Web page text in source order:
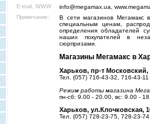
E-mail, WWW info@megamax.ua,
Примечание:
В сети магазинов Мегамакс
специальным ценам,
определения обладателей
наших покупателей в
сюрпризами.
Магазины Мегамакс в
Харьков, пр-т Московский,
Тел. (057) 716-43-32, 716-43-11
Режим работы магазина
пн-сб: 9.00 - 20.00, вс: 9.00 -
Харьков, ул.Клочковская,
Тел. (057) 728-23-75, 728-23-74